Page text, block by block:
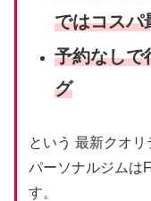
ではコスパ
予約なしで
グ
という 最新クオ
パーソナルジムは
す。